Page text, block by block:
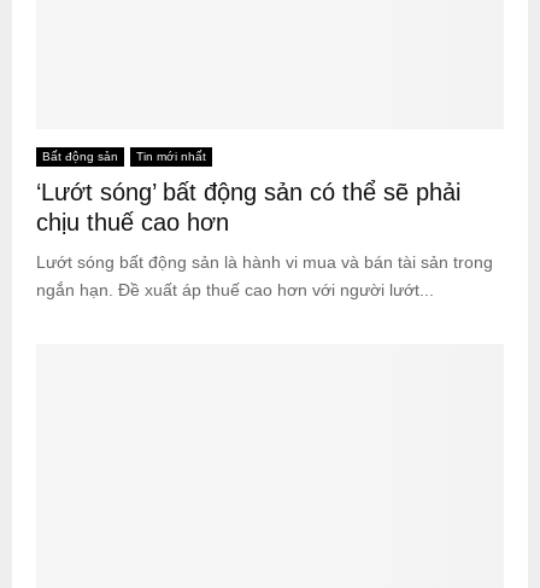
Bất động sản Tin mới nhất
‘Lướt sóng’ bất động sản có thể sẽ phải
chịu thuế cao hơn
Lướt sóng bất động sản là hành vi mua và bán tài sản trong
ngắn hạn. Đề xuất áp thuế cao hơn với người lướt...